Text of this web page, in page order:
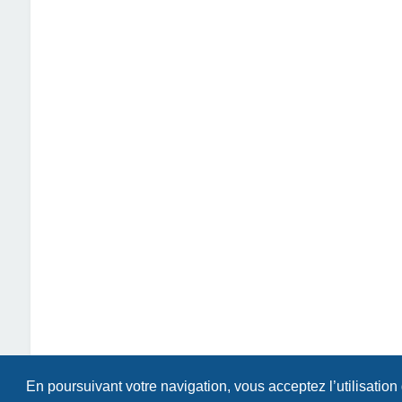
En poursuivant votre navigation, vous acceptez l’utilisation
Index du forum